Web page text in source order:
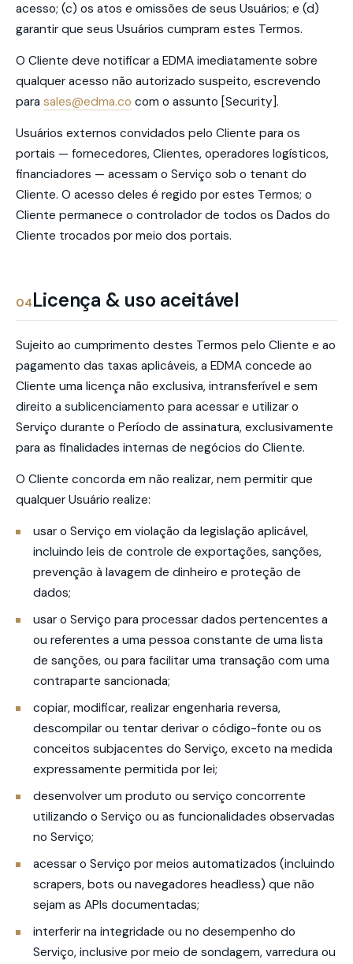
acesso; (c) os atos e omissões de seus Usuários; e (d)
garantir que seus Usuários cumpram estes Termos.
O Cliente deve notificar a EDMA imediatamente sobre
qualquer acesso não autorizado suspeito, escrevendo
para sales@edma.co com o assunto [Security].
Usuários externos convidados pelo Cliente para os
portais — fornecedores, Clientes, operadores logísticos,
financiadores — acessam o Serviço sob o tenant do
Cliente. O acesso deles é regido por estes Termos; o
Cliente permanece o controlador de todos os Dados do
Cliente trocados por meio dos portais.
04Licença & uso aceitável
Sujeito ao cumprimento destes Termos pelo Cliente e ao
pagamento das taxas aplicáveis, a EDMA concede ao
Cliente uma licença não exclusiva, intransferível e sem
direito a sublicenciamento para acessar e utilizar o
Serviço durante o Período de assinatura, exclusivamente
para as finalidades internas de negócios do Cliente.
O Cliente concorda em não realizar, nem permitir que
qualquer Usuário realize:
usar o Serviço em violação da legislação aplicável,
incluindo leis de controle de exportações, sanções,
prevenção à lavagem de dinheiro e proteção de
dados;
usar o Serviço para processar dados pertencentes a
ou referentes a uma pessoa constante de uma lista
de sanções, ou para facilitar uma transação com uma
contraparte sancionada;
copiar, modificar, realizar engenharia reversa,
descompilar ou tentar derivar o código-fonte ou os
conceitos subjacentes do Serviço, exceto na medida
expressamente permitida por lei;
desenvolver um produto ou serviço concorrente
utilizando o Serviço ou as funcionalidades observadas
no Serviço;
acessar o Serviço por meios automatizados (incluindo
scrapers, bots ou navegadores headless) que não
sejam as APIs documentadas;
interferir na integridade ou no desempenho do
Serviço, inclusive por meio de sondagem, varredura ou